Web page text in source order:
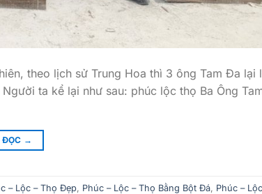
theo lịch sử Trung Hoa thì 3 ông Tam Đa lại
ta kể lại như sau: phúc lộc thọ Ba Ông
ĐỌC →
– Lộc – Thọ Đẹp, Phúc – Lộc – Thọ Bằng Bột Đá, Phúc –